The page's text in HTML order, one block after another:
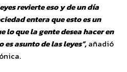
revierte eso y de un día
entera que esto es un
lo que la gente desea hacer en
asunto de las leyes”,añadió